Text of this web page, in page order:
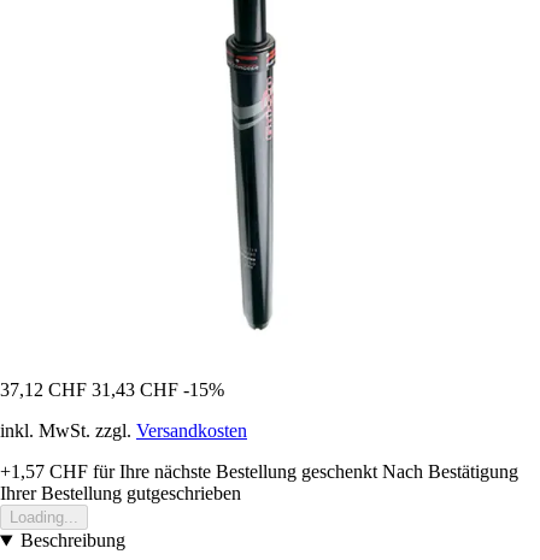
37,12 CHF 31,43 CHF -15%
inkl. MwSt. zzgl. Versandkosten
+1,57 CHF für Ihre nächste Bestellung geschenkt Nach Bestätigung
Ihrer Bestellung gutgeschrieben
Loading...
Beschreibung